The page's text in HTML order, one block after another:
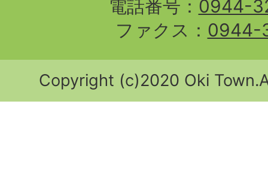
電話番号： 0944-
ファクス： 0944-
Copyright (c)2020 Oki